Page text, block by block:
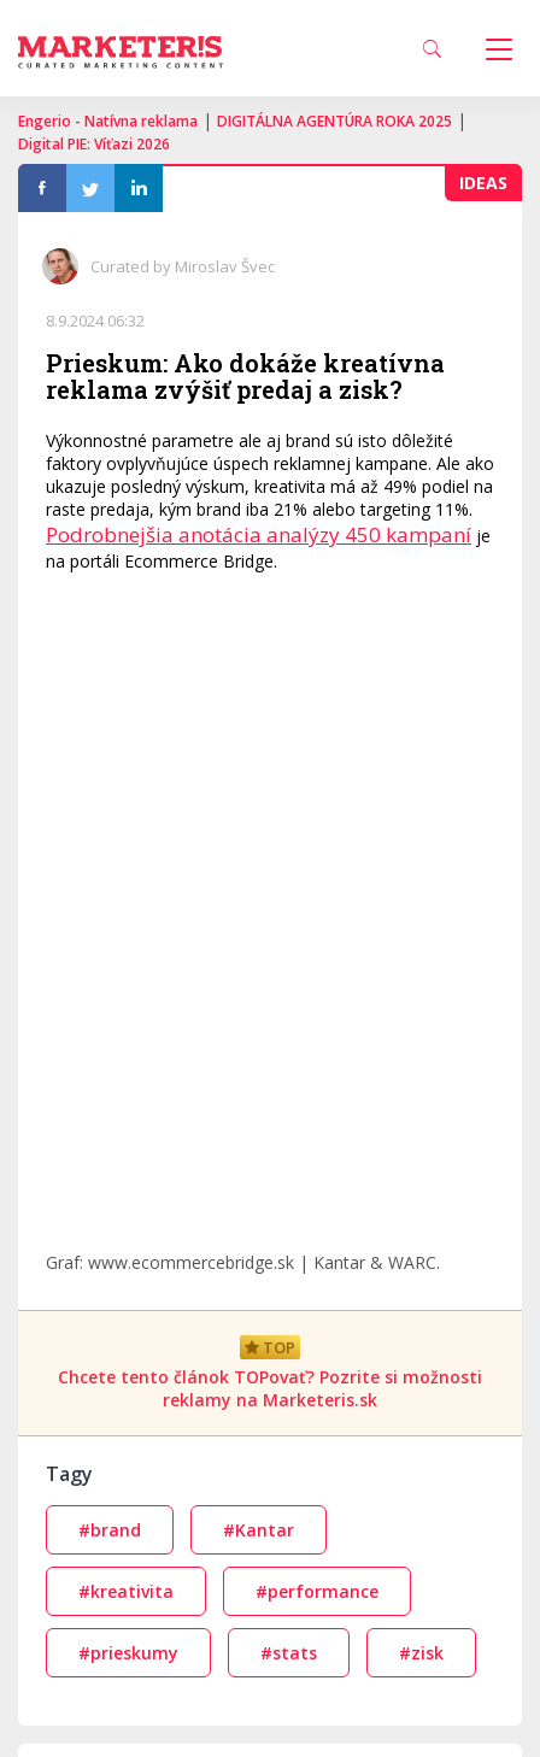
Engerio - Natívna reklama | DIGITÁLNA AGENTÚRA ROKA 2025 |
Digital PIE: Víťazi 2026
IDEAS
Curated by Miroslav Švec
8.9.2024 06:32
Prieskum: Ako dokáže kreatívna
reklama zvýšiť predaj a zisk?
Výkonnostné parametre ale aj brand sú isto dôležité
faktory ovplyvňujúce úspech reklamnej kampane. Ale ako
ukazuje posledný výskum, kreativita má až 49% podiel na
raste predaja, kým brand iba 21% alebo targeting 11%.
Podrobnejšia anotácia analýzy 450 kampaní je
na portáli Ecommerce Bridge.
Graf: www.ecommercebridge.sk | Kantar & WARC.
TOP
Chcete tento článok TOPovať? Pozrite si možnosti
reklamy na Marketeris.sk
Tagy
#brand #Kantar
#kreativita #performance
#prieskumy #stats #zisk